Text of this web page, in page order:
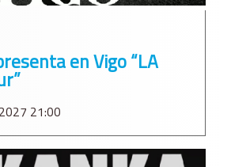
en Vigo “LA
21:00